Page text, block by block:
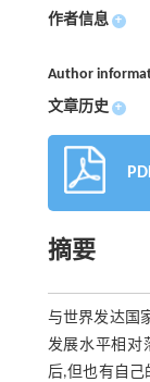
作者信息 +
Author
文章历史 +
摘要
与世界发达国
发展水平相对
后,但也有自己